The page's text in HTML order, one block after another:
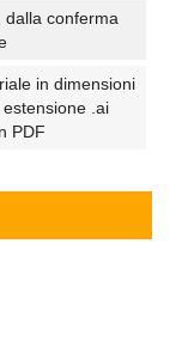
dalla conferma
in dimensioni
.ai
PDF